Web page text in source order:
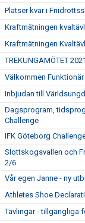
Platser kvar i
Kraftmätningen
Kraftmätningen
TREKUNGAMÖTET
Välkommen
Inbjudan till
Dagsprogram,
Challenge
IFK Göteborg
Slottskogsvallen och
2/6
Vår egen Janne - ny
Athletes Shoe
Tävlingar - tillgängliga